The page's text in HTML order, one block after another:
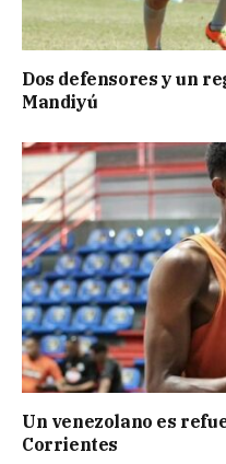
Dos defensores y un
Mandiyú
Un venezolano es
Corrientes